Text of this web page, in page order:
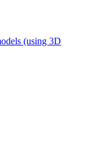
(using 3D